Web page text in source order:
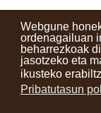
Webgune
ordenagailuan
beharrezkoak
jasotzeko eta
ikusteko
Pribatutasun
Kontaktuak